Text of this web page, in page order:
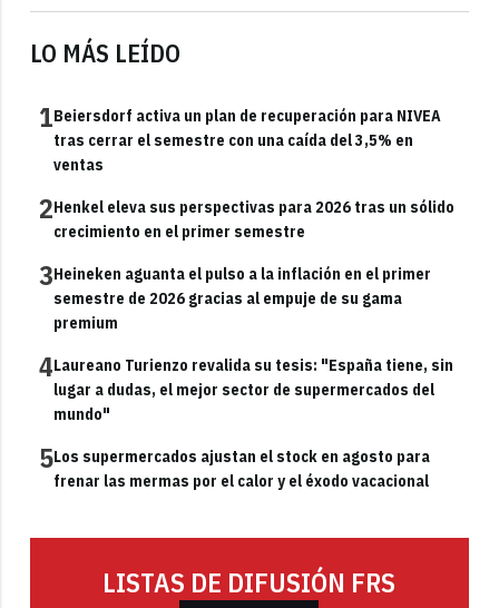
LO MÁS LEÍDO
1Beiersdorf activa un plan de recuperación para NIVEA
tras cerrar el semestre con una caída del 3,5% en
ventas
2Henkel eleva sus perspectivas para 2026 tras un sólido
crecimiento en el primer semestre
3Heineken aguanta el pulso a la inflación en el primer
semestre de 2026 gracias al empuje de su gama
premium
4Laureano Turienzo revalida su tesis: "España tiene, sin
lugar a dudas, el mejor sector de supermercados del
mundo"
5Los supermercados ajustan el stock en agosto para
frenar las mermas por el calor y el éxodo vacacional
LISTAS DE DIFUSIÓN FRS